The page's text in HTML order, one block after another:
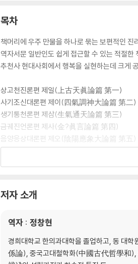
목차
책머리에 우주 만물을 하나로 묶는 보편적인 진
역자서문 일반인도 쉽게 접근할 수 있는 적절한
추천사 현대사회에서 행복을 실현하는데 크게
상고천진론편 제일(上古天眞論篇 第一)
사기조신대론편 제이(四氣調神大論篇 第二)
생기통천론편 제삼(生氣通天論篇 第三)
금궤진언론편 제사(金?眞言論篇 第四)
음양응상대론편 제오(陰陽應象大論篇 第五)
영란비전론편 제팔(靈蘭秘典論篇 第八)
이정변기론편 제십삼(移精變氣論篇 第十三)
맥요정미론편 제십칠(脈要精微論篇 第十七)
선명오기편 제이십삼(宣明五氣篇 第二十三)
보명전형론편 제이십오(寶命全形論篇 第二
역조론편 제삼십사(逆調論篇 第三十四)
저자 소개
역자 : 정창현
경희대학교 한의과대학을 졸업하고, 동 대학
係論), 중국고대철학화(中國古代哲學和),